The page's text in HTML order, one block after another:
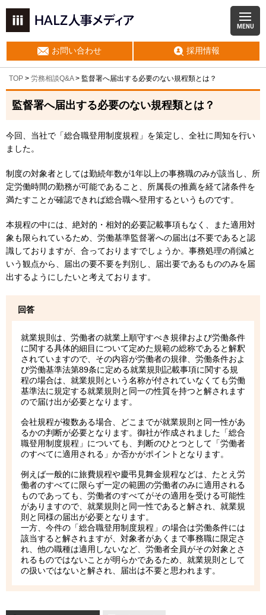
MENU
お問い合わせ 採用情報
TOP > 労務相談Q&A> 監督署へ届出する必要のない規程類とは？
監督署へ届出する必要のない規程類とは？
今回、当社で「総合職登用制度規程」を策定し、全社に周知を行い
ました。
制度の対象者としては勤続年数が1年以上の事務職のみが該当し、所
定労働時間の勤務が可能であること、所属長の推薦を経て諸条件を
満たすことが確認できれば総合職へ登用するというものです。
本規程の中には、絶対的・相対的必要記載事項もなく、また適用対
象も限られているため、労働基準監督署への届出は不要であると認
識しておりますが、合っておりますでしょうか。事務処理の削減と
いう観点から、届出の要不要を判別し、届出要であるもののみを届
出するようにしたいと考えております。
回答
就業規則は、労働者の就業上順守すべき規律および労働条件
に関する具体的細目について定めた規範の総称であると解釈
されていますので、その内容が労働者の規律、労働条件およ
び労働基準法第89条に定める就業規則記載事項に関する規
程の場合は、就業規則という名称が付されていなくても労働
基準法に規定する就業規則と同一の性質を持つと解されます
ので届け出が必要となります。
会社規程が複数ある場合、どこまでが就業規則と同一性があ
るかの判断が必要となります。御社が作成されました「総合
職登用制度規程」についても、判断のひとつとして「労働者
のすべてに適用される」か否かがポイントとなります。
例えば一般的に旅費規程や慶弔見舞金規程などは、たとえ労
働者のすべてに限らず一定の範囲の労働者のみに適用される
ものであっても、労働者のすべてがその適用を受ける可能性
がありますので、就業規則と同一性であると解され、就業規
則と同様の届出が必要となります。
一方、今件の「総合職登用制度規程」の場合は労働条件には
該当すると解されますが、対象者があくまで事務職に限定さ
れ、他の職種は適用しないなど、労働者全員がその対象とさ
れるものではないことが明らかであるため、就業規則として
の扱いではないと解され、届出は不要と思われます。